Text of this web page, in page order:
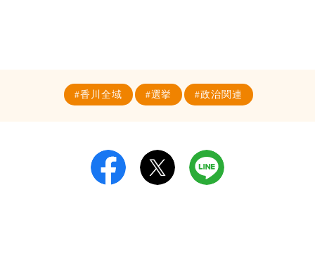
香川全域 選挙 政治関連